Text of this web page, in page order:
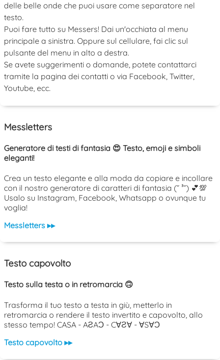
delle belle onde che puoi usare come separatore nel
testo.
Puoi fare tutto su Messers! Dai un'occhiata al menu
principale a sinistra. Oppure sul cellulare, fai clic sul
pulsante del menu in alto a destra.
Se avete suggerimenti o domande, potete contattarci
tramite la pagina dei contatti o via Facebook, Twitter,
Youtube, ecc.
Messletters
Generatore di testi di fantasia 😍 Testo, emoji e simboli
eleganti!
Crea un testo elegante e alla moda da copiare e incollare
con il nostro generatore di caratteri di fantasia (˘ ³˘) 💕💯
Usalo su Instagram, Facebook, Whatsapp o ovunque tu
voglia!
Messletters ▸▸
Testo capovolto
Testo sulla testa o in retromarcia 🙃
Trasforma il tuo testo a testa in giù, metterlo in
retromarcia o rendere il testo invertito e capovolto, allo
stesso tempo! CASA - AƧAƆ - C∀Ƨ∀ - ∀S∀Ɔ
Testo capovolto ▸▸